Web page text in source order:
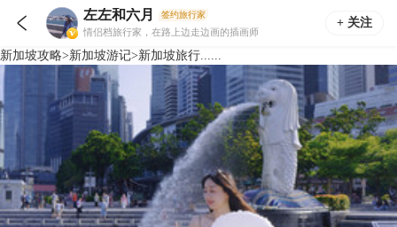
 左左和六月 签约旅行家
情侣档旅行家，在路上边走边画的插画师
+ 关注
新加坡攻略>新加坡游记>新加坡旅行......